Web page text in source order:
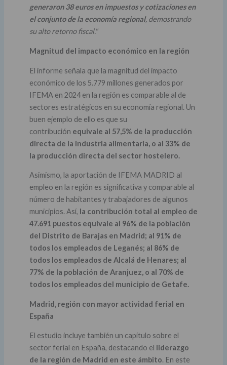
generaron 38 euros en impuestos y cotizaciones en
el conjunto de la economía regional, demostrando
su alto retorno fiscal."
Magnitud del impacto económico en la región
El informe señala que la magnitud del impacto
económico de los 5.779 millones generados por
IFEMA en 2024 en la región es comparable al de
sectores estratégicos en su economía regional. Un
buen ejemplo de ello es que su
contribución equivale al 57,5% de la producción
directa de la industria alimentaria, o al 33% de
la producción directa del sector hostelero.
Asimismo, la aportación de IFEMA MADRID al
empleo en la región es significativa y comparable al
número de habitantes y trabajadores de algunos
municipios. Así, la contribución total al empleo de
47.691 puestos equivale al 96% de la población
del Distrito de Barajas en Madrid; al 91% de
todos los empleados de Leganés; al 86% de
todos los empleados de Alcalá de Henares; al
77% de la población de Aranjuez, o al 70% de
todos los empleados del municipio de Getafe.
Madrid, región con mayor actividad ferial en
España
El estudio incluye también un capítulo sobre el
sector ferial en España, destacando el liderazgo
de la región de Madrid en este ámbito. En este